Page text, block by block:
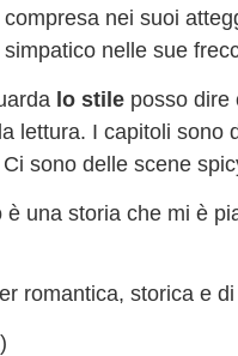
nei suoi
simpatico nelle sue
lo stile posso dire
lettura. I capitoli sono
sono delle scene
è una storia che mi è
romantica, storica e